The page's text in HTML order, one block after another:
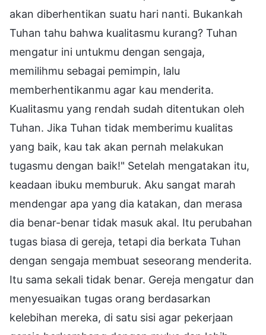
akan diberhentikan suatu hari nanti. Bukankah
Tuhan tahu bahwa kualitasmu kurang? Tuhan
mengatur ini untukmu dengan sengaja,
memilihmu sebagai pemimpin, lalu
memberhentikanmu agar kau menderita.
Kualitasmu yang rendah sudah ditentukan oleh
Tuhan. Jika Tuhan tidak memberimu kualitas
yang baik, kau tak akan pernah melakukan
tugasmu dengan baik!" Setelah mengatakan itu,
keadaan ibuku memburuk. Aku sangat marah
mendengar apa yang dia katakan, dan merasa
dia benar-benar tidak masuk akal. Itu perubahan
tugas biasa di gereja, tetapi dia berkata Tuhan
dengan sengaja membuat seseorang menderita.
Itu sama sekali tidak benar. Gereja mengatur dan
menyesuaikan tugas orang berdasarkan
kelebihan mereka, di satu sisi agar pekerjaan